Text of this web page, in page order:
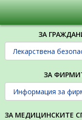
ЗА
ЗА
ЗА МЕДИЦИНСКИТЕ